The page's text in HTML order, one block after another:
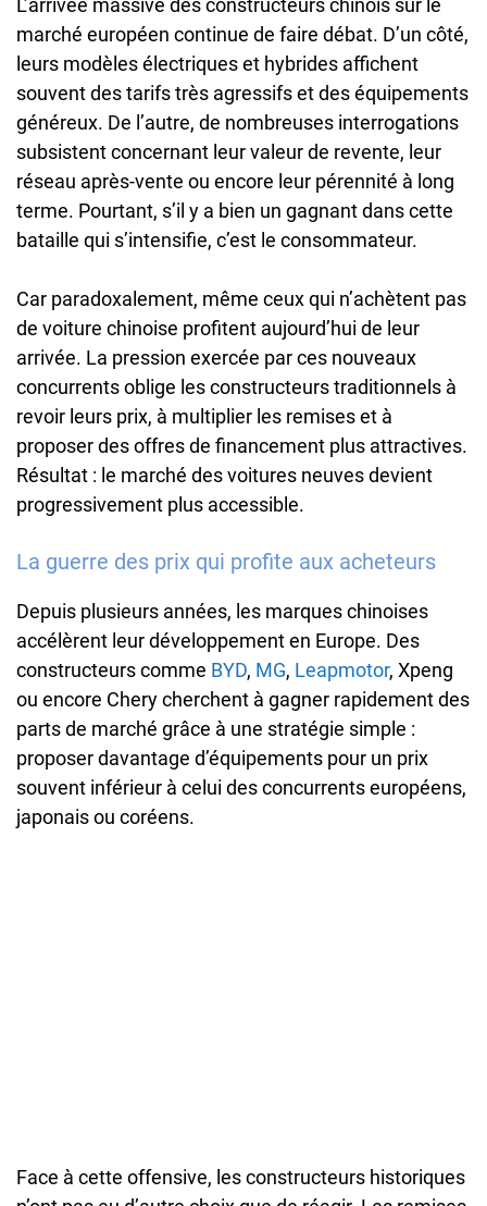
L’arrivée massive des constructeurs chinois sur le
marché européen continue de faire débat. D’un côté,
leurs modèles électriques et hybrides affichent
souvent des tarifs très agressifs et des équipements
généreux. De l’autre, de nombreuses interrogations
subsistent concernant leur valeur de revente, leur
réseau après-vente ou encore leur pérennité à long
terme. Pourtant, s’il y a bien un gagnant dans cette
bataille qui s’intensifie, c’est le consommateur.
Car paradoxalement, même ceux qui n’achètent pas
de voiture chinoise profitent aujourd’hui de leur
arrivée. La pression exercée par ces nouveaux
concurrents oblige les constructeurs traditionnels à
revoir leurs prix, à multiplier les remises et à
proposer des offres de financement plus attractives.
Résultat : le marché des voitures neuves devient
progressivement plus accessible.
La guerre des prix qui profite aux acheteurs
Depuis plusieurs années, les marques chinoises
accélèrent leur développement en Europe. Des
constructeurs comme BYD, MG, Leapmotor, Xpeng
ou encore Chery cherchent à gagner rapidement des
parts de marché grâce à une stratégie simple :
proposer davantage d’équipements pour un prix
souvent inférieur à celui des concurrents européens,
japonais ou coréens.
Face à cette offensive, les constructeurs historiques